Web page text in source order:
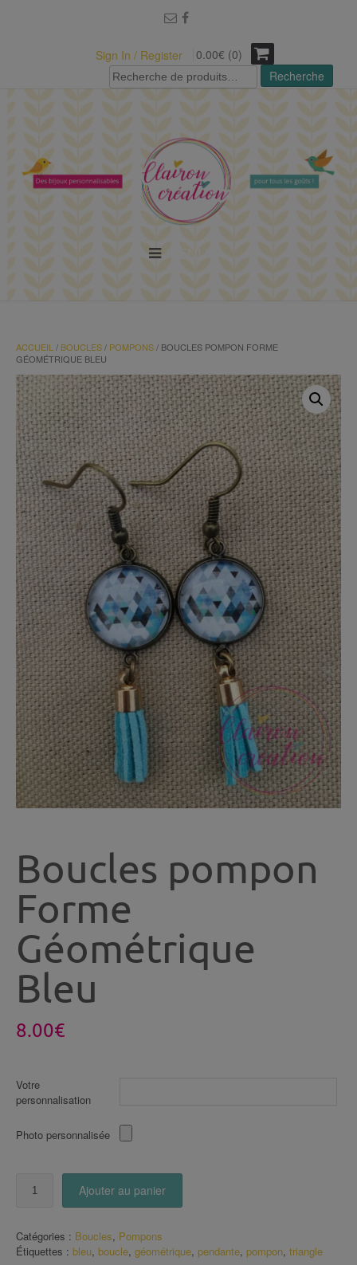
Sign In / Register
0.00€ (0)
Recherche
pour :
Recherche
ACCUEIL / BOUCLES/ POMPONS/ BOUCLES POMPON FORME
GÉOMÉTRIQUE BLEU
Boucles pompon
Forme
Géométrique
Bleu
8.00€
Votre
personnalisation
Photo personnalisée
Forme
Géométrique
Ajouter au panier
Catégories : Boucles, Pompons
Étiquettes : bleu, boucle, géométrique, pendante, pompon, triangle